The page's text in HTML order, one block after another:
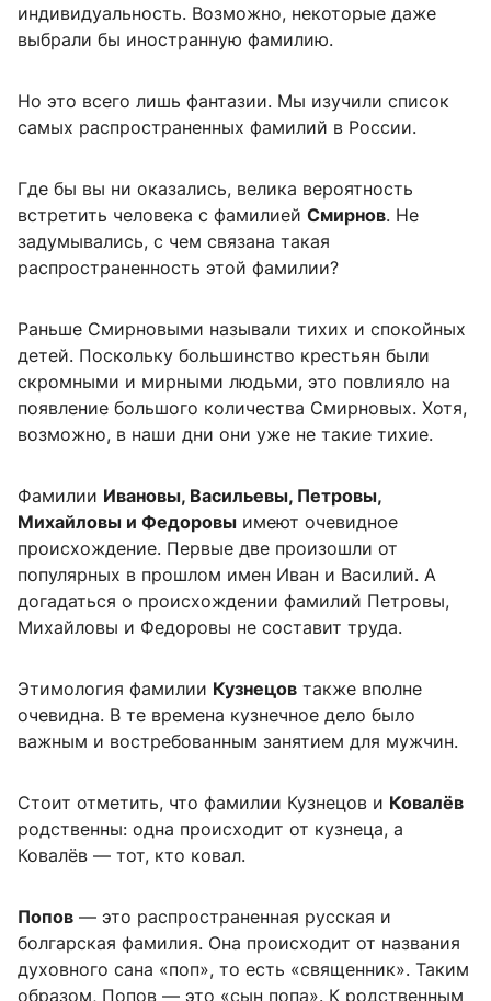
индивидуальность. Возможно, некоторые даже
выбрали бы иностранную фамилию.
Но это всего лишь фантазии. Мы изучили список
самых распространенных фамилий в России.
Где бы вы ни оказались, велика вероятность
встретить человека с фамилией Смирнов. Не
задумывались, с чем связана такая
распространенность этой фамилии?
Раньше Смирновыми называли тихих и спокойных
детей. Поскольку большинство крестьян были
скромными и мирными людьми, это повлияло на
появление большого количества Смирновых. Хотя,
возможно, в наши дни они уже не такие тихие.
Фамилии Ивановы, Васильевы, Петровы,
Михайловы и Федоровы имеют очевидное
происхождение. Первые две произошли от
популярных в прошлом имен Иван и Василий. А
догадаться о происхождении фамилий Петровы,
Михайловы и Федоровы не составит труда.
Этимология фамилии Кузнецов также вполне
очевидна. В те времена кузнечное дело было
важным и востребованным занятием для мужчин.
Стоит отметить, что фамилии Кузнецов и Ковалёв
родственны: одна происходит от кузнеца, а
Ковалёв — тот, кто ковал.
Попов — это распространенная русская и
болгарская фамилия. Она происходит от названия
духовного сана «поп», то есть «священник». Таким
образом, Попов — это «сын попа». К родственным